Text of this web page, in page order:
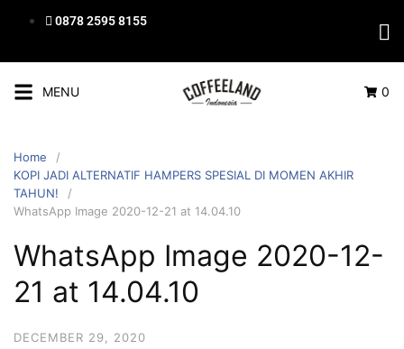
0878 2595 8155
MENU 0
Home
KOPI JADI ALTERNATIF HAMPERS SPESIAL DI MOMEN AKHIR
TAHUN!
WhatsApp Image 2020-12-21 at 14.04.10
WhatsApp Image 2020-12-
21 at 14.04.10
DECEMBER 29, 2020